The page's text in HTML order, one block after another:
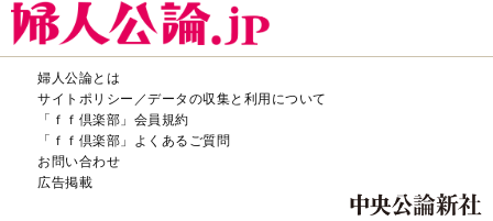
婦人公論とは
サイトポリシー／データの収集と利用について
「ｆｆ倶楽部」会員規約
「ｆｆ倶楽部」よくあるご質問
お問い合わせ
広告掲載